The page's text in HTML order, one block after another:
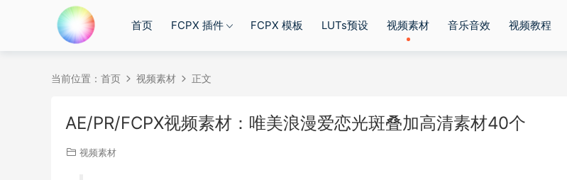
首页 FCPX 插件 FCPX 模板 LUTs预设 视频素材 音乐音效 视频教程
当前位置： 首页 视频素材 正文
AE/PR/FCPX视频素材：唯美浪漫爱恋光斑叠加高清素材40个
视频素材